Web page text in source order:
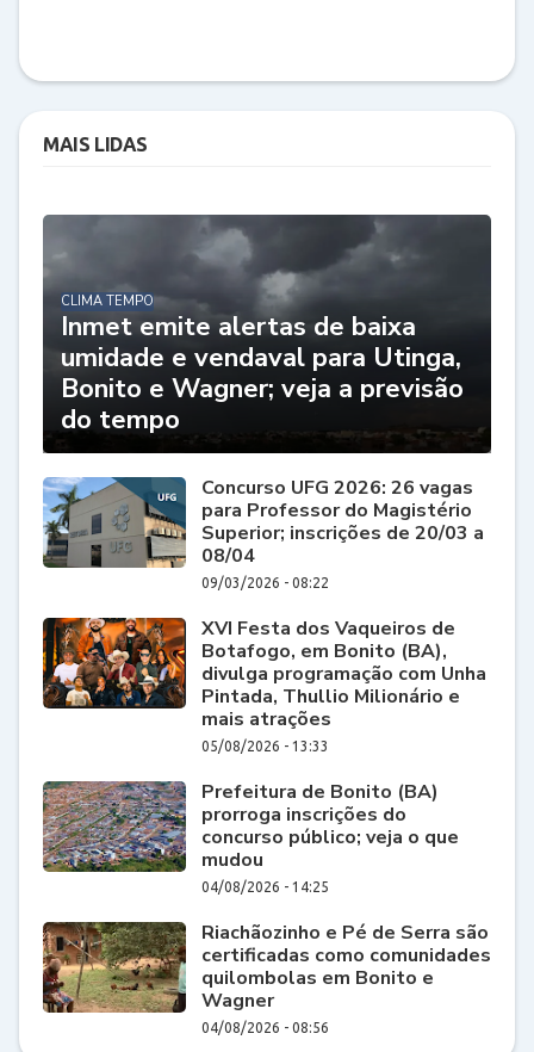
MAIS LIDAS
CLIMA TEMPO
Inmet emite alertas de baixa
umidade e vendaval para Utinga,
Bonito e Wagner; veja a previsão
do tempo
Concurso UFG 2026: 26 vagas
para Professor do Magistério
Superior; inscrições de 20/03 a
08/04
09/03/2026 - 08:22
XVI Festa dos Vaqueiros de
Botafogo, em Bonito (BA),
divulga programação com Unha
Pintada, Thullio Milionário e
mais atrações
05/08/2026 - 13:33
Prefeitura de Bonito (BA)
prorroga inscrições do
concurso público; veja o que
mudou
04/08/2026 - 14:25
Riachãozinho e Pé de Serra são
certificadas como comunidades
quilombolas em Bonito e
Wagner
04/08/2026 - 08:56